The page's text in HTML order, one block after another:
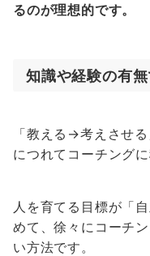
るのが理想的です。
知識や経験の有
「教える→考えさせ
につれてコーチング
人を育てる目標が「
めて、徐々にコーチ
い方法です。